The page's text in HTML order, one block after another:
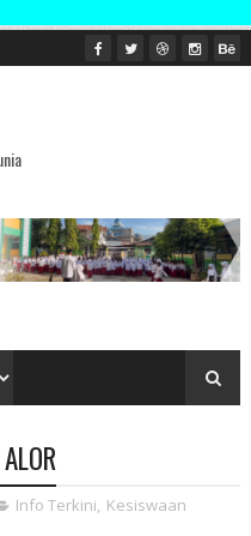
Info Terkini, Kesiswaan